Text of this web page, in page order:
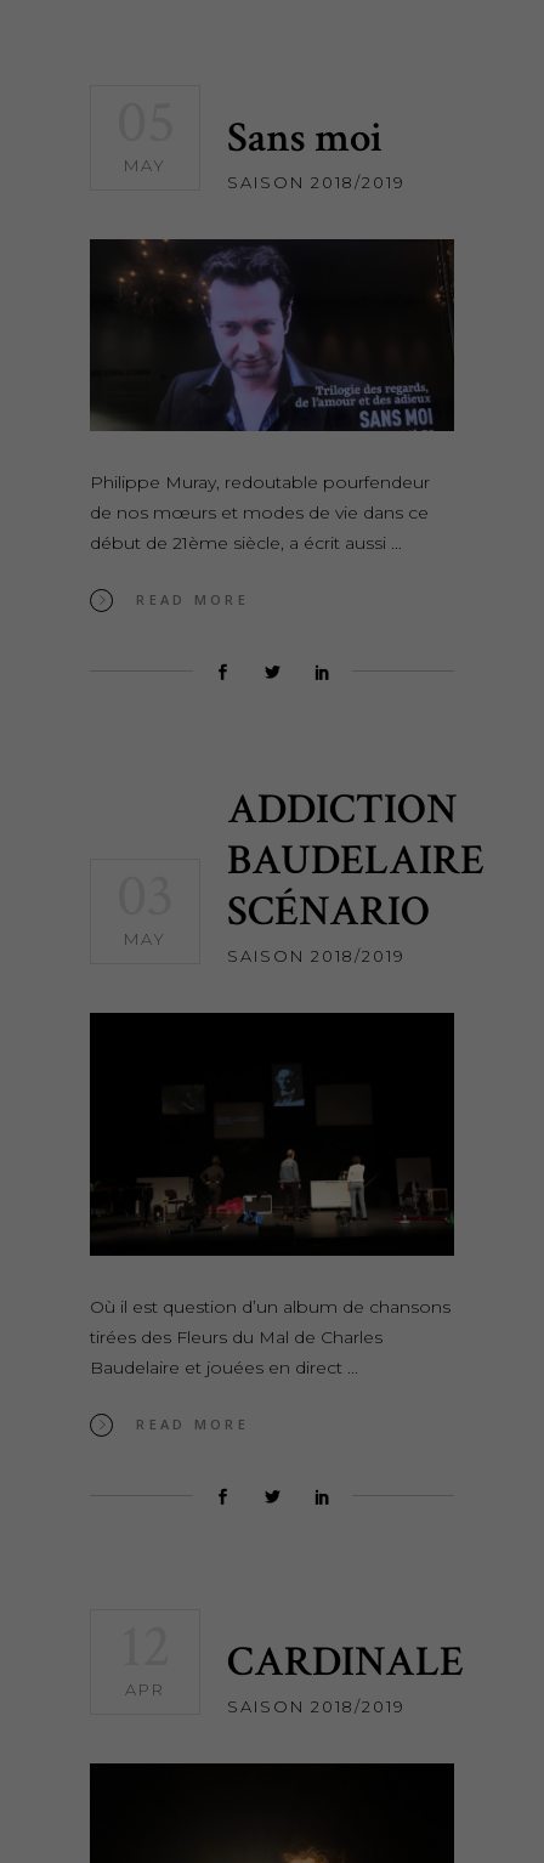
MAY Sans moi
SAISON 2018/2019
Philippe Muray, redoutable pourfendeur
de nos mœurs et modes de vie dans ce
début de 21ème siècle, a écrit aussi
READ MORE
MAY
ADDICTION
BAUDELAIRE
SCÉNARIO
SAISON 2018/2019
Où il est question d’un album de chansons
tirées des Fleurs du Mal de Charles
Baudelaire et jouées en direct
READ MORE
APR CARDINALE
SAISON 2018/2019